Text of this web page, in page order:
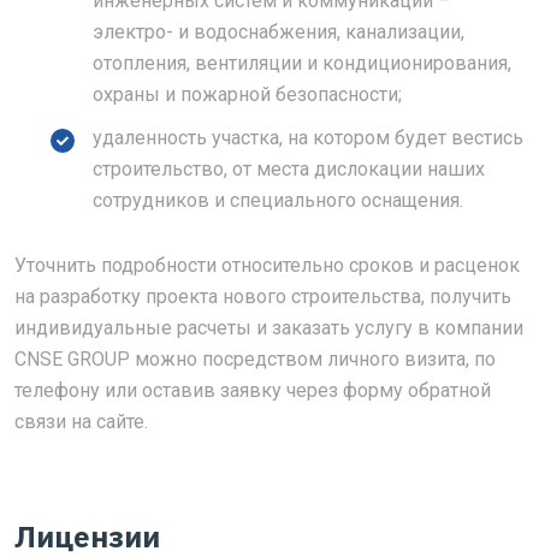
электро- и водоснабжения, канализации,
отопления, вентиляции и кондиционирования,
охраны и пожарной безопасности;
удаленность участка, на котором будет вестись
строительство, от места дислокации наших
сотрудников и специального оснащения.
Уточнить подробности относительно сроков и расценок
на разработку проекта нового строительства, получить
индивидуальные расчеты и заказать услугу в компании
CNSE GROUP можно посредством личного визита, по
телефону или оставив заявку через форму обратной
связи на сайте.
Лицензии